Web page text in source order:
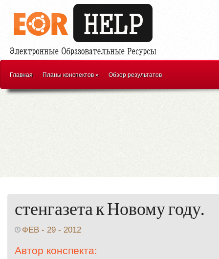
Главная Планы конспектов» Обзор результатов
стенгазета к Новому году.
ФЕВ - 29 - 2012
Автор конспекта: